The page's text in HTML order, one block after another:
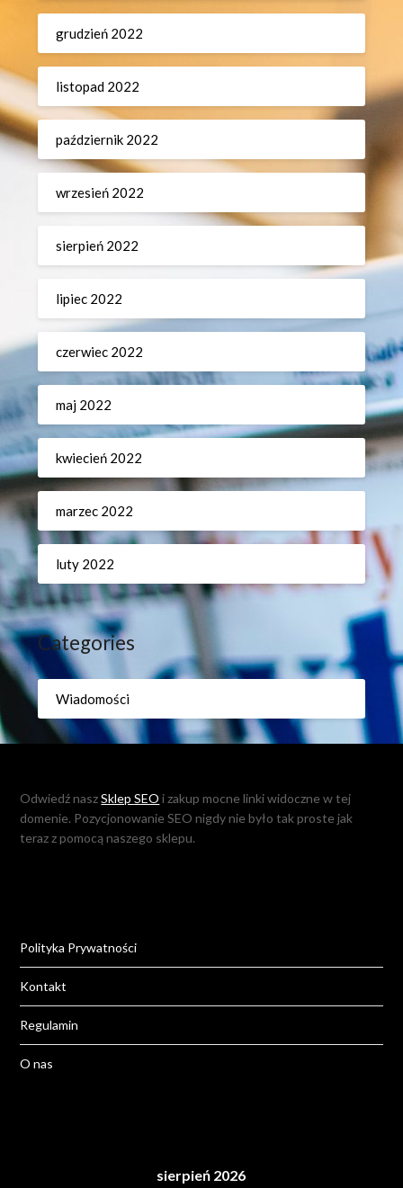
grudzień 2022
listopad 2022
październik 2022
wrzesień 2022
sierpień 2022
lipiec 2022
czerwiec 2022
maj 2022
kwiecień 2022
marzec 2022
luty 2022
Categories
Wiadomości
Odwiedź naszSklep SEO i zakup mocne linki widoczne w tej
domenie. Pozycjonowanie SEO nigdy nie było tak proste jak
teraz z pomocą naszego sklepu.
Polityka Prywatności
Kontakt
Regulamin
O nas
sierpień 2026